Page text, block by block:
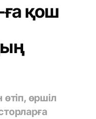
қош
өршіл